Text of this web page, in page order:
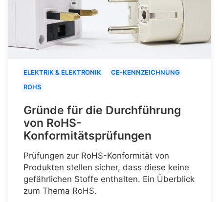
ELEKTRIK & ELEKTRONIK
CE-KENNZEICHNUNG
ROHS
Gründe für die Durchführung
von RoHS-
Konformitätsprüfungen
Prüfungen zur RoHS-Konformität von
Produkten stellen sicher, dass diese keine
gefährlichen Stoffe enthalten. Ein Überblick
zum Thema RoHS.